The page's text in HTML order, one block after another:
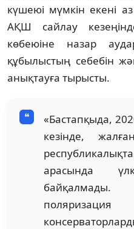
күшеюі мүмкін екені
АҚШ сайлау
көбеюіне назар
құбылыстың себебін
анықтауға тырысты.
«Бастапқыда,
кезінде,
арасында